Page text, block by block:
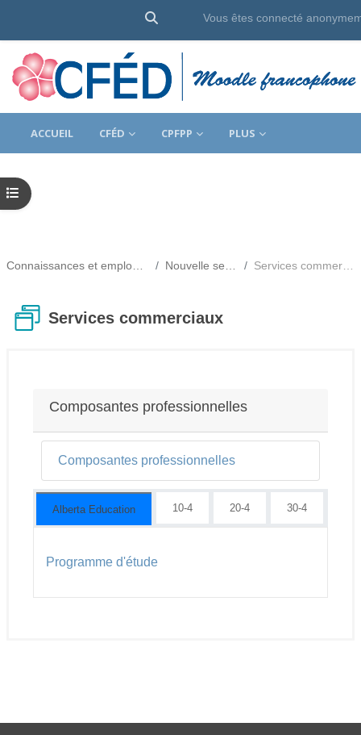
Activer/désactiver la saisie de
Vous êtes connecté
ACCUEIL CFÉD CPFPP PLUS
Ouvrir l’index du cours
Connaissances et employabilité Nouvelle section Services commerciaux
Services commerciaux
Composantes professionnelles
Composantes professionnelles
Alberta Education 10-4 20-4 30-4
Programme d'étude